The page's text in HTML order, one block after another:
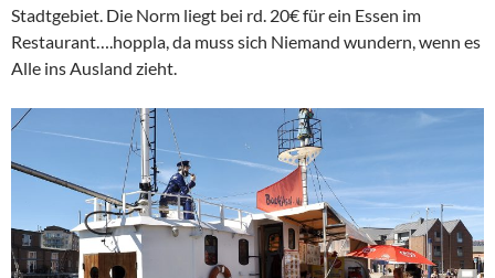
Stadtgebiet. Die Norm liegt bei rd. 20€ für ein Essen im
Restaurant….hoppla, da muss sich Niemand wundern, wenn es
Alle ins Ausland zieht.